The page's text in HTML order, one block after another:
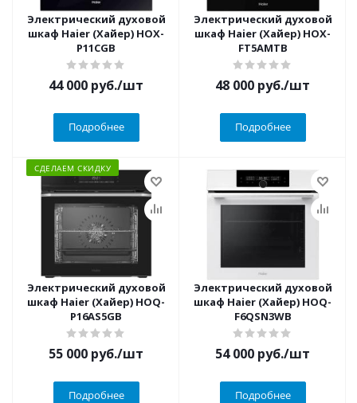
Электрический духовой
шкаф Haier (Хайер) HOX-
P11CGB
44 000 руб./шт
Подробнее
Электрический духовой
шкаф Haier (Хайер) HOX-
FT5AMTB
48 000 руб./шт
Подробнее
СДЕЛАЕМ СКИДКУ
Электрический духовой
шкаф Haier (Хайер) HOQ-
P16AS5GB
55 000 руб./шт
Подробнее
Электрический духовой
шкаф Haier (Хайер) HOQ-
F6QSN3WB
54 000 руб./шт
Подробнее